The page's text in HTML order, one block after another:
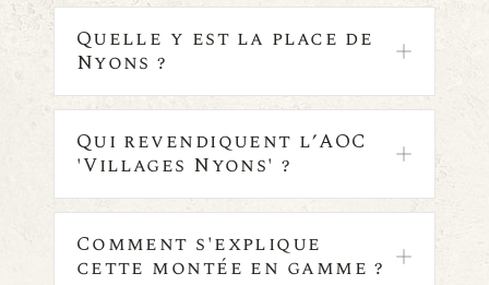
Quelle y est la place de
Nyons ?
Qui revendiquent l’AOC
'Villages Nyons' ?
Comment s'explique
cette montée en gamme ?